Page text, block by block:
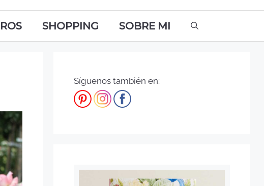
SHOPPING SOBRE MI
Síguenos también en: